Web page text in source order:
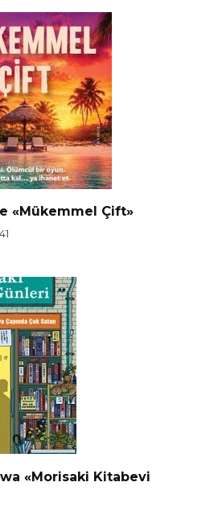
«Mükemmel Çift»
«Morisaki Kitabevi